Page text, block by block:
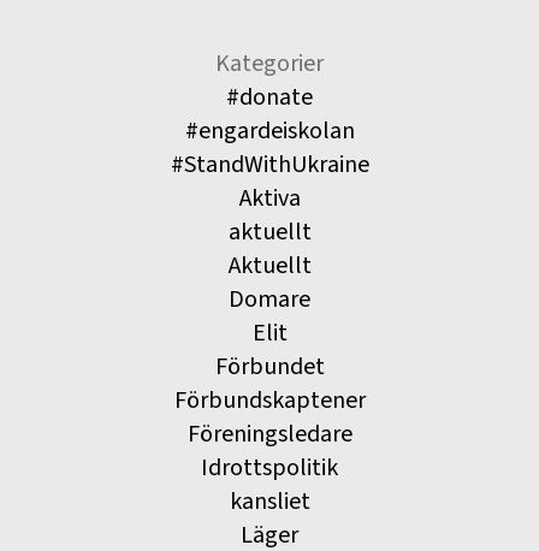
Kategorier
#donate
#engardeiskolan
#StandWithUkraine
Aktiva
aktuellt
Aktuellt
Domare
Elit
Förbundet
Förbundskaptener
Föreningsledare
Idrottspolitik
kansliet
Läger